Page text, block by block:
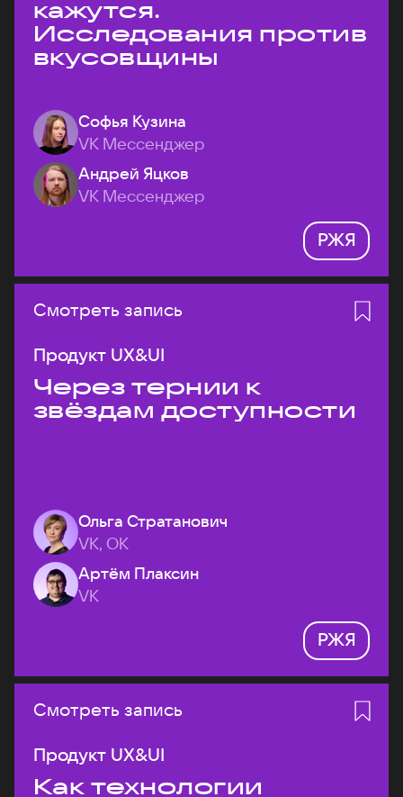
кажутся.
Исследования против
вкусовщины
Софья Кузина
VK Мессенджер
Андрей Яцков
VK Мессенджер
РЖЯ
Смотреть запись
Продукт UX&UI
Через тернии к
звёздам доступности
Ольга Стратанович
VK, ОК
Артём Плаксин
VK
РЖЯ
Смотреть запись
Продукт UX&UI
Как технологии